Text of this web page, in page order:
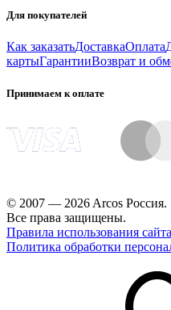
Для покупателей
Как заказатьДоставкаОплата
картыГарантииВозврат и
Принимаем к оплате
© 2007 — 2026 Arcos Россия.
Все права защищены.
Правила использования сайта
Политика обработки